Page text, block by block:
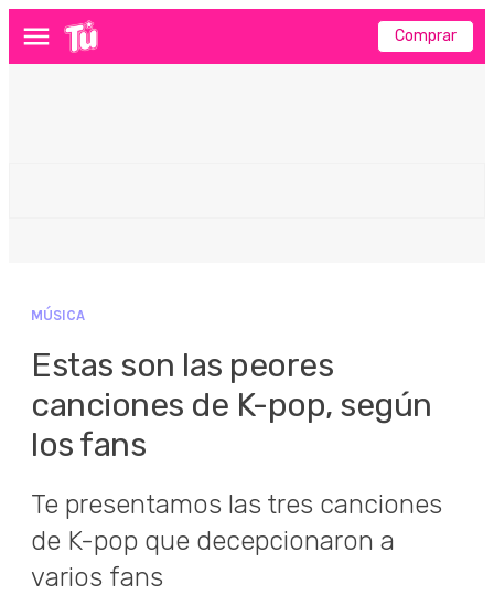
Menú Comprar
MÚSICA
Estas son las peores
canciones de K-pop, según
los fans
Te presentamos las tres canciones
de K-pop que decepcionaron a
varios fans